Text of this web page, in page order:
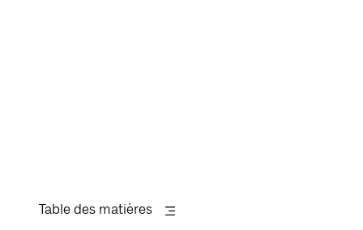
Table des matières